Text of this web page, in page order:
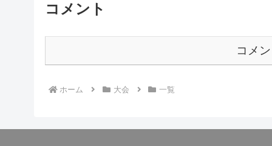
コメント
コメ
ホーム 大会 一覧